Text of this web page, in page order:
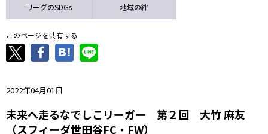
リーグのSDGs 地域の絆
このページを共有する
2022年04月01日
未来へ走るなでしこリーガー 第２回 大竹 麻友
（スフィーダ世田谷FC・FW）